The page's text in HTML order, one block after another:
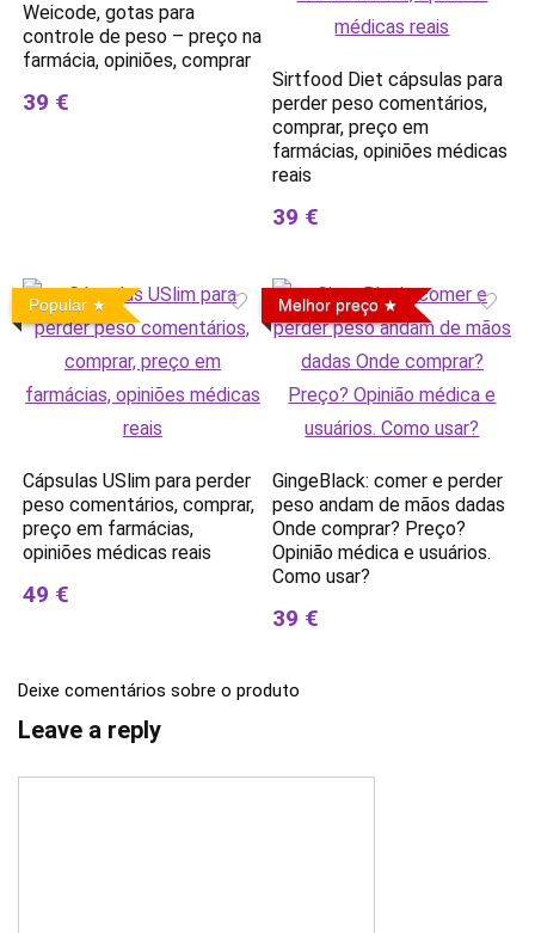
Weicode, gotas para
controle de peso – preço na
farmácia, opiniões, comprar
39 €
Sirtfood Diet cápsulas para
perder peso comentários,
comprar, preço em
farmácias, opiniões médicas
reais
39 €
Popular
Cápsulas USlim para perder
peso comentários, comprar,
preço em farmácias,
opiniões médicas reais
49 €
Melhor preço
GingeBlack: comer e perder
peso andam de mãos dadas
Onde comprar? Preço?
Opinião médica e usuários.
Como usar?
39 €
Deixe comentários sobre o produto
Leave a reply